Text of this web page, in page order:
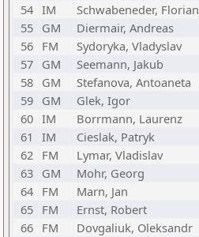
54 IM Schwabeneder, Florian
55
GM Diermair, Andreas
56
FM Sydoryka, Vladyslav
57
GM Seemann, Jakub
58
GM Stefanova, Antoaneta
59
GM Glek, Igor
60 IM Borrmann, Laurenz
61
IM Cieslak, Patryk
62
FM Lymar, Vladislav
63
GM Mohr, Georg
64
FM Marn, Jan
65
FM Ernst, Robert
66
FM Dovgaliuk, Oleksandr